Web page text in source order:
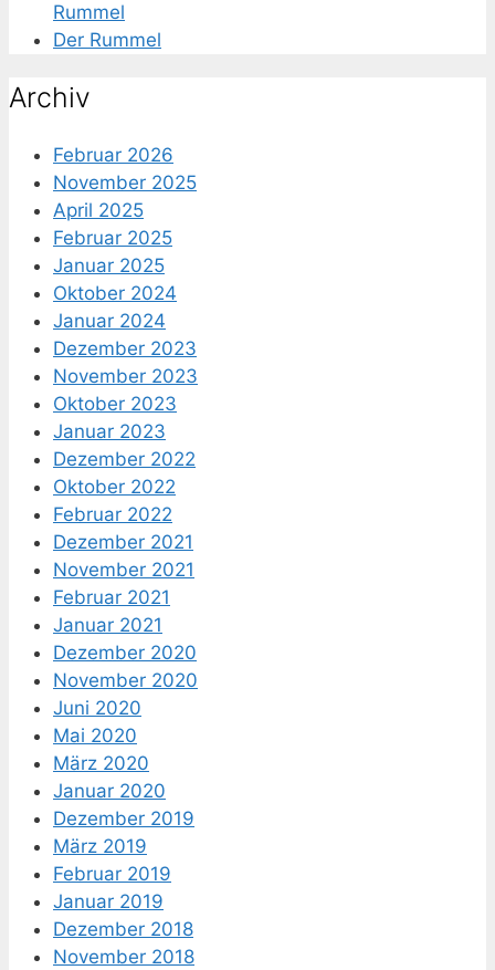
Rummel
Der Rummel
Archiv
Februar 2026
November 2025
April 2025
Februar 2025
Januar 2025
Oktober 2024
Januar 2024
Dezember 2023
November 2023
Oktober 2023
Januar 2023
Dezember 2022
Oktober 2022
Februar 2022
Dezember 2021
November 2021
Februar 2021
Januar 2021
Dezember 2020
November 2020
Juni 2020
Mai 2020
März 2020
Januar 2020
Dezember 2019
März 2019
Februar 2019
Januar 2019
Dezember 2018
November 2018